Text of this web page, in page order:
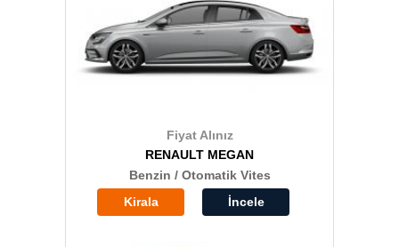
Fiyat Alınız
RENAULT MEGAN
Benzin / Otomatik Vites
Kirala
İncele